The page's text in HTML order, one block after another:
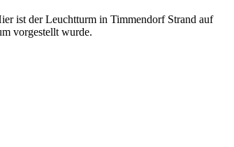
ist der Leuchtturm in Timmendorf Strand auf
vorgestellt wurde.